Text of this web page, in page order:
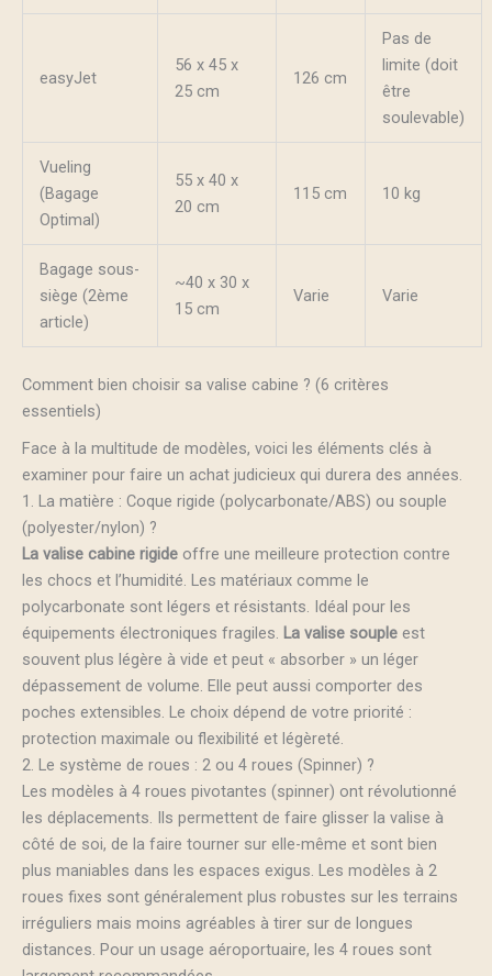
easyJet
56 x 45 x
25 cm
126 cm
Pas de
limite (doit
être
soulevable)
Vueling
(Bagage
Optimal)
55 x 40 x
20 cm
115 cm 10 kg
Bagage sous-
siège (2ème
article)
~40 x 30 x
15 cm
Varie Varie
Comment bien choisir sa valise cabine ? (6 critères
essentiels)
Face à la multitude de modèles, voici les éléments clés à
examiner pour faire un achat judicieux qui durera des années.
1. La matière : Coque rigide (polycarbonate/ABS) ou souple
(polyester/nylon) ?
La valise cabine rigide offre une meilleure protection contre
les chocs et l’humidité. Les matériaux comme le
polycarbonate sont légers et résistants. Idéal pour les
équipements électroniques fragiles. La valise souple est
souvent plus légère à vide et peut « absorber » un léger
dépassement de volume. Elle peut aussi comporter des
poches extensibles. Le choix dépend de votre priorité :
protection maximale ou flexibilité et légèreté.
2. Le système de roues : 2 ou 4 roues (Spinner) ?
Les modèles à 4 roues pivotantes (spinner) ont révolutionné
les déplacements. Ils permettent de faire glisser la valise à
côté de soi, de la faire tourner sur elle-même et sont bien
plus maniables dans les espaces exigus. Les modèles à 2
roues fixes sont généralement plus robustes sur les terrains
irréguliers mais moins agréables à tirer sur de longues
distances. Pour un usage aéroportuaire, les 4 roues sont